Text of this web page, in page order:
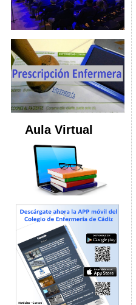
Aula Virtual